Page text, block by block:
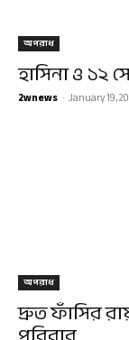
অপরাধ
হাসিনা ও ১২
2wnews -January 19,
অপরাধ
দ্রুত ফাঁসির